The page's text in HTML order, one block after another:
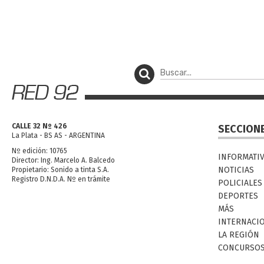
CALLE 32 Nº 426
La Plata - BS AS - ARGENTINA
Nº edición: 10765
Director: Ing. Marcelo A. Balcedo
Propietario: Sonido a tinta S.A.
Registro D.N.D.A. Nº en trámite
NOTICIAS
POLICIALES
DEPORTES
MÁS
LA REGIÓN
CONCURSOS